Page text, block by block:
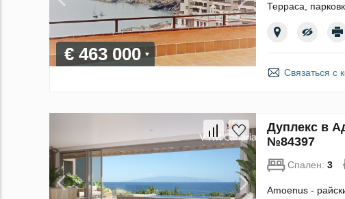
€ 463 000
Терраса,
Связаться с
Дуплекс в
№84397
Спален: 3
Amoenus -